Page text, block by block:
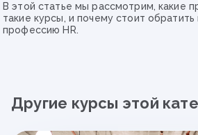
В этой статье мы рассмотрим, какие
такие курсы, и почему стоит
профессию HR.
Другие курсы этой